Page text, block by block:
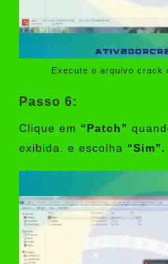
Execute o arquivo crack
Passo 6:
Clique em “Patch”
exibida. e escolha “Sim”.